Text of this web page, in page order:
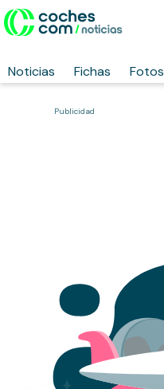
Noticias Fichas Fotos
Publicidad